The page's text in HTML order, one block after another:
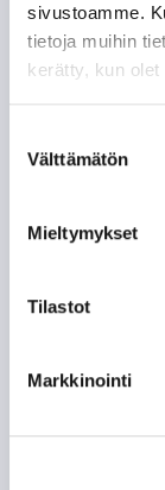
sivustoamme.
tietoja muihin
kerätty, kun
valinta
Välttämätön
Mieltymykset
Tilastot
Markkinointi
Tommi Rintala